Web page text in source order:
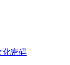
化密码